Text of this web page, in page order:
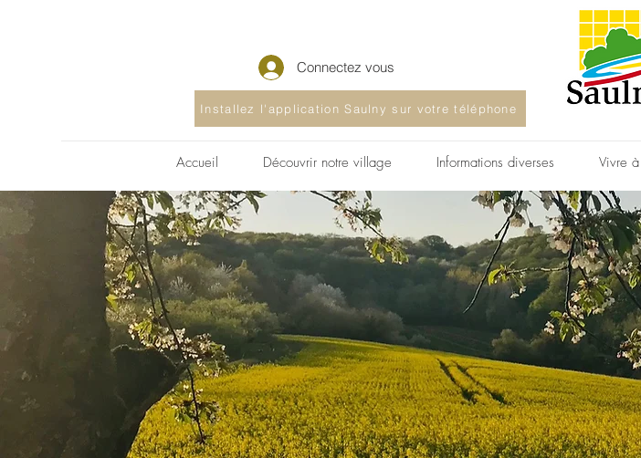
Connectez vous
Installez l'application Saulny sur votre téléphone
Accueil Découvrir notre village Informations diverses Vivre